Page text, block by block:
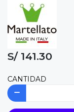
S/ 141.30
CANTIDAD